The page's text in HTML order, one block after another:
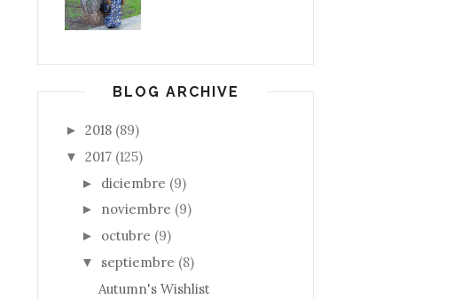
BLOG ARCHIVE
► 2018 (89)
▼ 2017 (125)
► diciembre (9)
► noviembre (9)
► octubre (9)
▼ septiembre (8)
Autumn's Wishlist